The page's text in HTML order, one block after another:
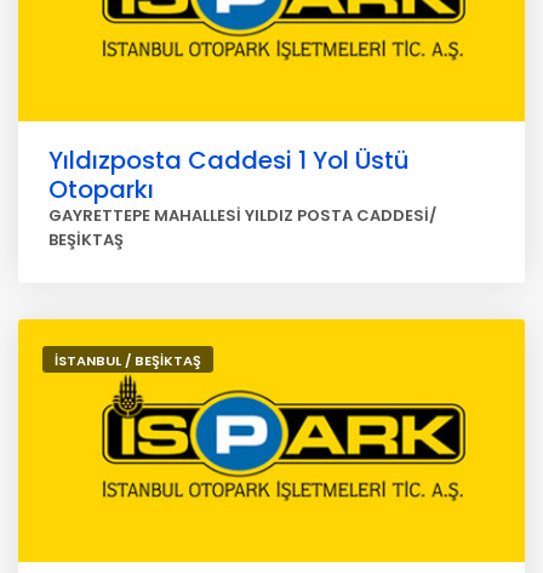
Yıldızposta Caddesi 1 Yol Üstü
Otoparkı
GAYRETTEPE MAHALLESİ YILDIZ POSTA CADDESİ/
BEŞİKTAŞ
İSTANBUL / BEŞİKTAŞ